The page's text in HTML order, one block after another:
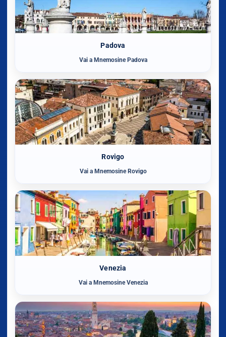
Padova
Vai a Mnemosine Padova
Rovigo
Vai a Mnemosine Rovigo
Venezia
Vai a Mnemosine Venezia